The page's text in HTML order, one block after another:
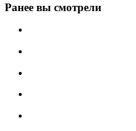
Ранее вы смотрели